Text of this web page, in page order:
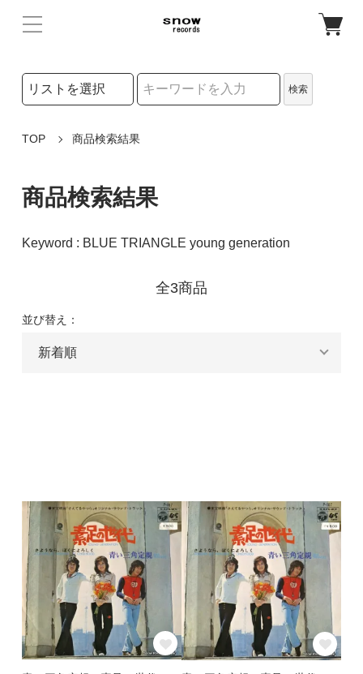
検索リストの選択
検索
TOP 商品検索結果
商品検索結果
Keyword : BLUE TRIANGLE young generation
全3商品
並び替え：